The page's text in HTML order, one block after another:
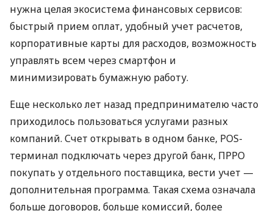
нужна целая экосистема финансовых сервисов:
быстрый прием оплат, удобный учет расчетов,
корпоративные карты для расходов, возможность
управлять всем через смартфон и
минимизировать бумажную работу.
Еще несколько лет назад предпринимателю часто
приходилось пользоваться услугами разных
компаний. Счет открывать в одном банке, POS-
терминал подключать через другой банк, ПРРО
покупать у отдельного поставщика, вести учет —
дополнительная программа. Такая схема означала
больше договоров, больше комиссий, более